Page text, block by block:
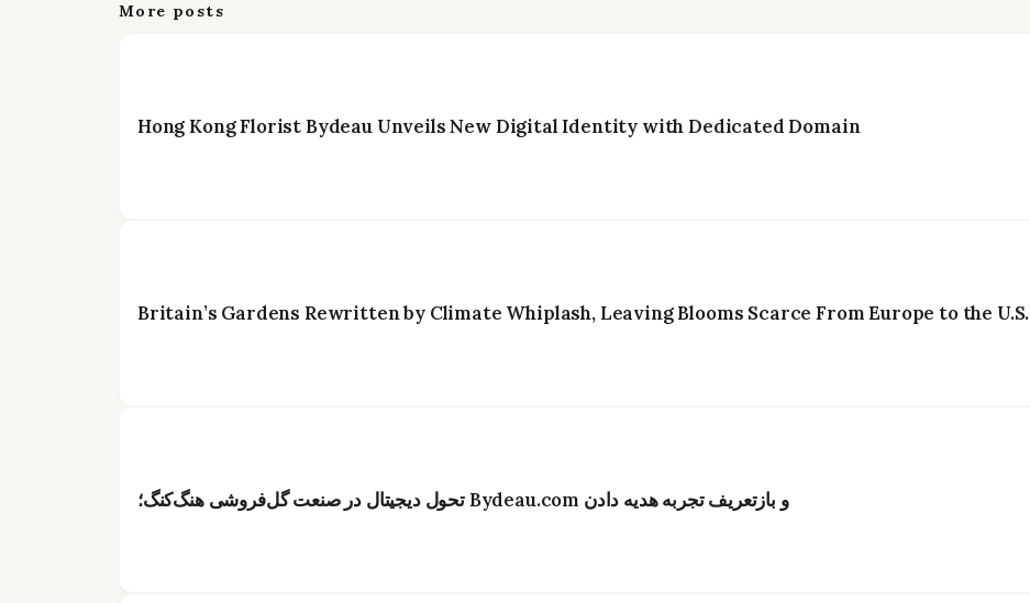
More posts
Hong Kong Florist Bydeau Unveils New Digital Identity with Dedicated Domain
Britain’s Gardens Rewritten by Climate Whiplash, Leaving Blooms Scarce From Europe to the U.S.
تحول دیجیتال در صنعت گل‌فروشی هنگ‌کنگ؛ Bydeau.com و بازتعریف تجربه هدیه دادن